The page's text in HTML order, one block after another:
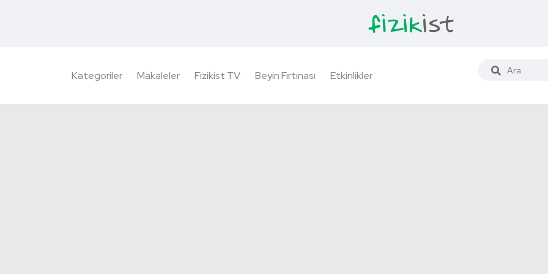
Kategoriler Makaleler Fizikist TV Beyin Fırtınası Etkinlikler